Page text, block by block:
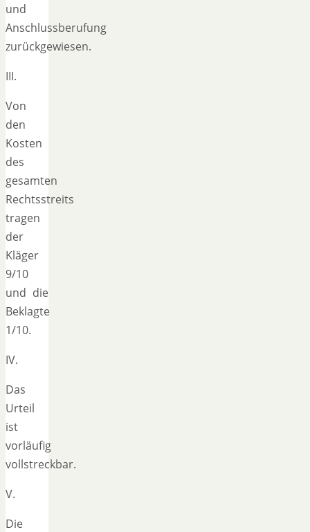
und
Anschlussberufung
zurückgewiesen.
III.
Von
den
Kosten
des
gesamten
Rechtsstreits
tragen
der
Kläger
9/10
und die
Beklagte
1/10.
IV.
Das
Urteil
ist
vorläufig
vollstreckbar.
V.
Die